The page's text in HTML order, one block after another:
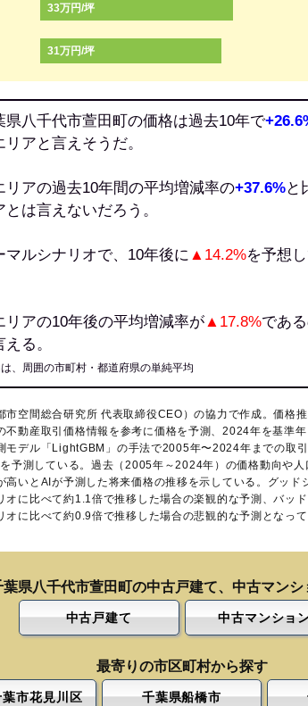
33万円/坪
31万円/坪
県八千代市萱田町の価格は過去10年で
アと言えそうだ。
リアの過去10年間の平均増減率の+37.6%と
は言えないだろう。
マルシナリオで、10年後に▲14.2%を予想
リアの10年後の平均増減率が▲17.8%であ
る。
、周囲の市町村・都道府県の単純平均
空間総合研究所 代表取締役CEO）の協力で作成。価格推
不動産取引価格情報を参考に価格を予測、2024年を基準
モデル「LightGBM」の手法で2005年〜2024年までの取
予測している。過去（2005年～2024年）の価格動向や人
高いとAIが予測した将来価格の推移を示している。グッド
オに比べて約1.1倍で推移した場合の楽観的な予測、バッ
オに比べて約0.9倍で推移した場合の悲観的な予測となって
葉県八千代市萱田町の中古戸建て、中古マンシ
中古戸建て 中古マンショ
最寄りの市区町村から探す
市花見川区 千葉県船橋市